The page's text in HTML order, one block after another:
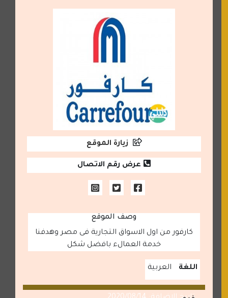
زيارة الموقع
عرض رقم الاتصال
وصف الموقع
كارفور من اول الاسواق التجارية فى مصر وهدفنا
خدمة العمالء بافضل شكل
اللغة العربية